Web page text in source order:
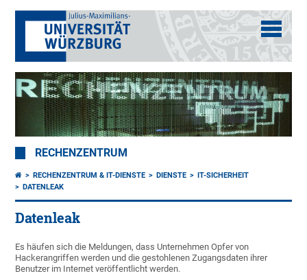
RECHENZENTRUM
RECHENZENTRUM & IT-DIENSTE DIENSTE
IT-SICHERHEIT
DATENLEAK
Datenleak
Es häufen sich die Meldungen, dass Unternehmen Opfer von
Hackerangriffen werden und die gestohlenen Zugangsdaten ihrer
Benutzer im Internet veröffentlicht werden.